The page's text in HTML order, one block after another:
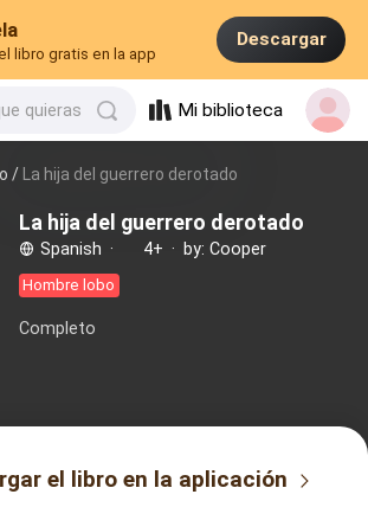
libro gratis en la app
Descargar
quieras Mi biblioteca
/ La hija del guerrero derotado
La hija del guerrero derotado
Spanish · 4+ · by: Cooper
Hombre lobo
Completo
el libro en la aplicación